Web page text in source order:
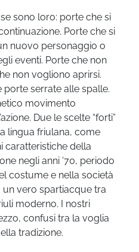
sono loro: porte che si
Porte che si
nuovo personaggio o
eventi. Porte che non
non vogliono aprirsi.
porte serrate alle spalle.
movimento
Due le scelte “forti”
lingua friulana, come
caratteristiche della
negli anni ’70, periodo
costume e nella società
un vero spartiacque tra
moderno. I nostri
confusi tra la voglia
tradizione.